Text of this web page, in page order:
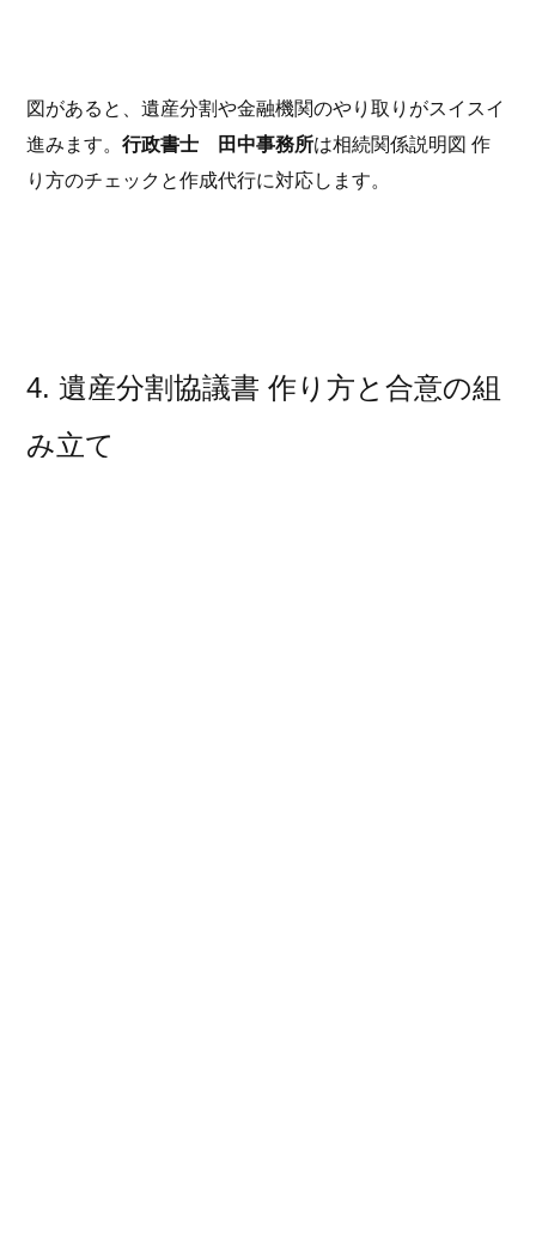
図があると、遺産分割や金融機関のやり取りがスイスイ
進みます。行政書士 田中事務所は相続関係説明図 作
り方のチェックと作成代行に対応します。
4. 遺産分割協議書 作り方と合意の組
み立て